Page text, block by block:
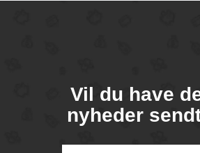
Vil du have
nyheder